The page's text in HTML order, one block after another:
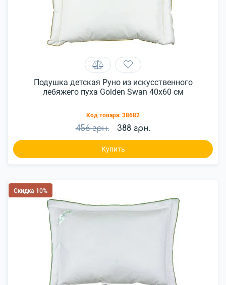
Подушка детская Руно из искусственного
лебяжего пуха Golden Swan 40x60 см
Код товара: 38682
456 грн. 388 грн.
Купить
Скидка 10%